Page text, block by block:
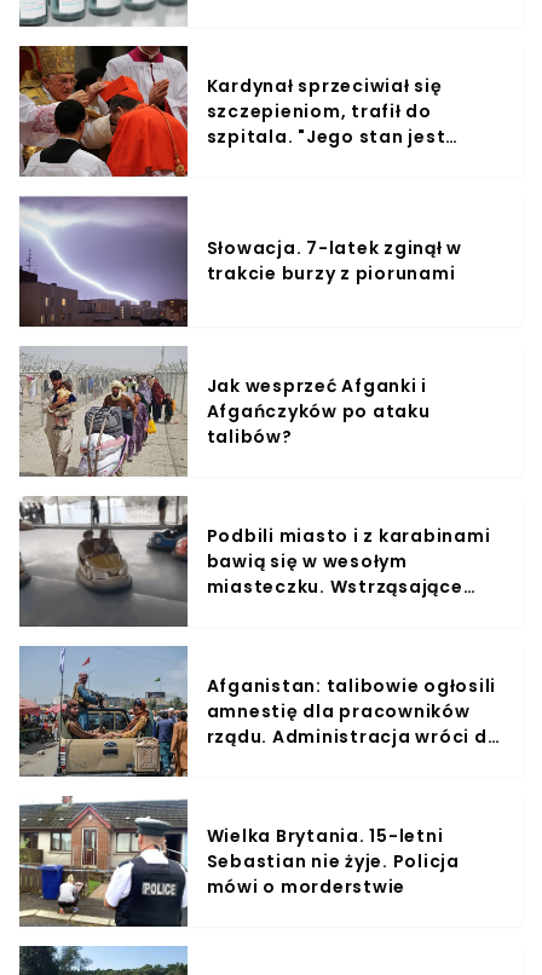
Kardynał sprzeciwiał się
szczepieniom, trafił do
szpitala. "Jego stan jest
Słowacja. 7-latek zginął w
trakcie burzy z piorunami
Jak wesprzeć Afganki i
Afgańczyków po ataku
talibów?
Podbili miasto i z karabinami
bawią się w wesołym
miasteczku. Wstrząsające
Afganistan: talibowie ogłosili
amnestię dla pracowników
rządu. Administracja wróci do
Wielka Brytania. 15-letni
Sebastian nie żyje. Policja
mówi o morderstwie